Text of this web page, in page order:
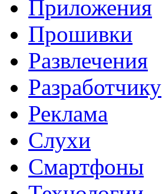
Приложения
Прошивки
Развлечения
Разработчику
Реклама
Слухи
Смартфоны